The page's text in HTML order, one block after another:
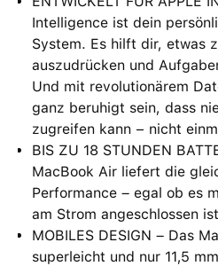
Intelligence ist dein
System. Es hilft dir, etwas
auszudrücken und
Und mit revolutionärem
ganz beruhigt sein, dass
zugreifen kann − nicht
BIS ZU 18 STUNDEN
MacBook Air liefert die
Performance – egal ob es
am Strom angeschlossen
MOBILES DESIGN – Das
superleicht und nur 11,5